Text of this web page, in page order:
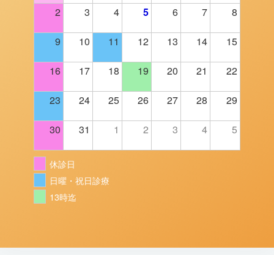
2 3 4 5 6 7 8
9 10 11 12 13 14 15
16 17 18 19 20 21 22
23 24 25 26 27 28 29
30 31 1 2 3 4 5
休診日
日曜・祝日診療
13時迄